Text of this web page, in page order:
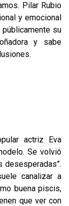
Pilar Rubio
y emocional
su
y sabe
actriz Eva
Se volvió
desesperadas”.
canalizar a
buena piscis,
que ver con